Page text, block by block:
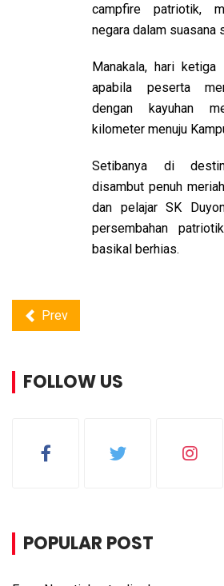
campfire patriotik,
negara dalam suasana
Manakala, hari
apabila peserta
dengan kayuhan
kilometer menuju
Setibanya di
disambut penuh
dan pelajar SK
persembahan
basikal berhias.
Prev
FOLLOW US
POPULAR POST